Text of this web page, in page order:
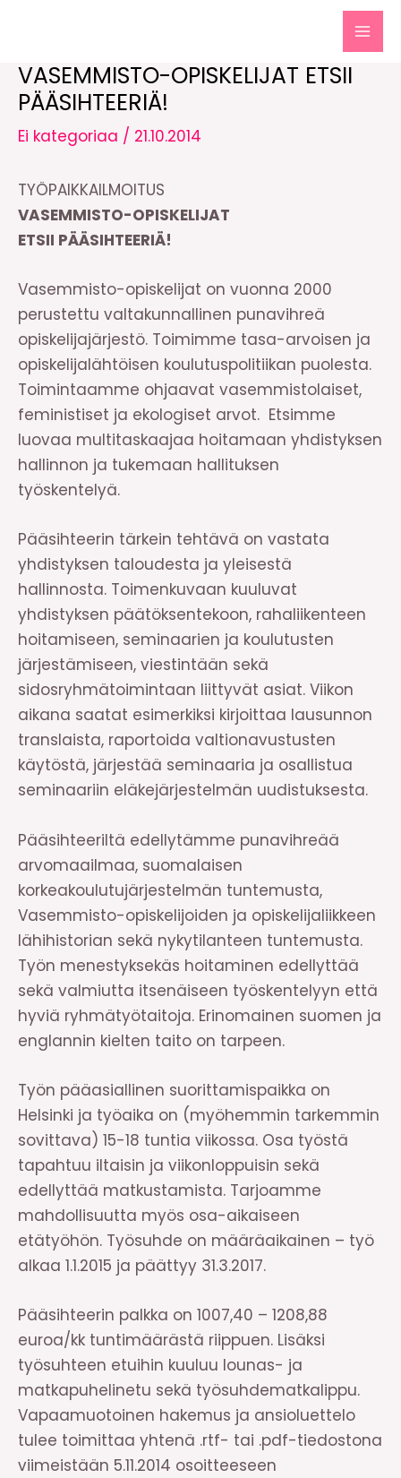
VASEMMISTO-OPISKELIJAT ETSII
PÄÄSIHTEERIÄ!
Ei kategoriaa / 21.10.2014
TYÖPAIKKAILMOITUS
VASEMMISTO-OPISKELIJAT
ETSII PÄÄSIHTEERIÄ!
Vasemmisto-opiskelijat on vuonna 2000
perustettu valtakunnallinen punavihreä
opiskelijajärjestö. Toimimme tasa-arvoisen ja
opiskelijalähtöisen koulutuspolitiikan puolesta.
Toimintaamme ohjaavat vasemmistolaiset,
feministiset ja ekologiset arvot. Etsimme
luovaa multitaskaajaa hoitamaan yhdistyksen
hallinnon ja tukemaan hallituksen
työskentelyä.
Pääsihteerin tärkein tehtävä on vastata
yhdistyksen taloudesta ja yleisestä
hallinnosta. Toimenkuvaan kuuluvat
yhdistyksen päätöksentekoon, rahaliikenteen
hoitamiseen, seminaarien ja koulutusten
järjestämiseen, viestintään sekä
sidosryhmätoimintaan liittyvät asiat. Viikon
aikana saatat esimerkiksi kirjoittaa lausunnon
translaista, raportoida valtionavustusten
käytöstä, järjestää seminaaria ja osallistua
seminaariin eläkejärjestelmän uudistuksesta.
Pääsihteeriltä edellytämme punavihreää
arvomaailmaa, suomalaisen
korkeakoulutujärjestelmän tuntemusta,
Vasemmisto-opiskelijoiden ja opiskelijaliikkeen
lähihistorian sekä nykytilanteen tuntemusta.
Työn menestyksekäs hoitaminen edellyttää
sekä valmiutta itsenäiseen työskentelyyn että
hyviä ryhmätyötaitoja. Erinomainen suomen ja
englannin kielten taito on tarpeen.
Työn pääasiallinen suorittamispaikka on
Helsinki ja työaika on (myöhemmin tarkemmin
sovittava) 15-18 tuntia viikossa. Osa työstä
tapahtuu iltaisin ja viikonloppuisin sekä
edellyttää matkustamista. Tarjoamme
mahdollisuutta myös osa-aikaiseen
etätyöhön. Työsuhde on määräaikainen – työ
alkaa 1.1.2015 ja päättyy 31.3.2017.
Pääsihteerin palkka on 1007,40 – 1208,88
euroa/kk tuntimäärästä riippuen. Lisäksi
työsuhteen etuihin kuuluu lounas- ja
matkapuhelinetu sekä työsuhdematkalippu.
Vapaamuotoinen hakemus ja ansioluettelo
tulee toimittaa yhtenä .rtf- tai .pdf-tiedostona
viimeistään 5.11.2014 osoitteeseen